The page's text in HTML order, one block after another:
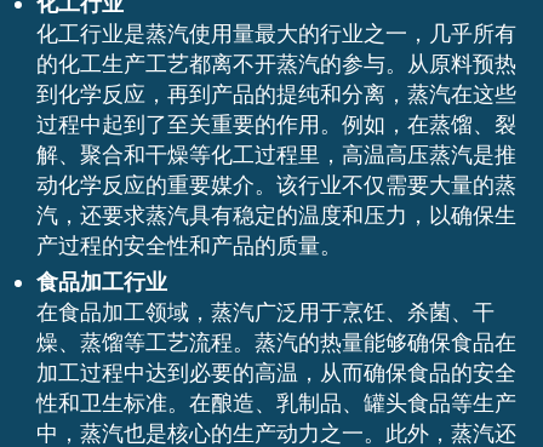
化工行业是蒸汽使用量最大的行业之一，几乎所有
的化工生产工艺都离不开蒸汽的参与。从原料预热
到化学反应，再到产品的提纯和分离，蒸汽在这些
过程中起到了至关重要的作用。例如，在蒸馏、裂
解、聚合和干燥等化工过程里，高温高压蒸汽是推
动化学反应的重要媒介。该行业不仅需要大量的蒸
汽，还要求蒸汽具有稳定的温度和压力，以确保生
产过程的安全性和产品的质量。
食品加工行业
在食品加工领域，蒸汽广泛用于烹饪、杀菌、干
燥、蒸馏等工艺流程。蒸汽的热量能够确保食品在
加工过程中达到必要的高温，从而确保食品的安全
性和卫生标准。在酿造、乳制品、罐头食品等生产
中，蒸汽也是核心的生产动力之一。此外，蒸汽还